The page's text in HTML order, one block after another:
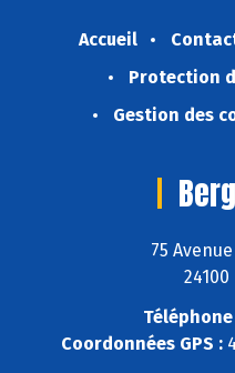
Accueil
Protection
Gestion des
75
Téléphone
Coordonnées GPS :